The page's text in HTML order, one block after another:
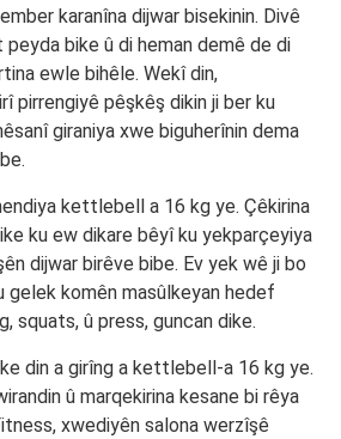
karanîna dijwar bisekinin. Divê
bike û di heman demê de di
ewle bihêle. Wekî din,
pirrengiyê pêşkêş dikin ji ber ku
giraniya xwe biguherînin dema
kettlebell a 16 kg ye. Çêkirina
ku ew dikare bêyî ku yekparçeyiya
dijwar birêve bibe. Ev yek wê ji bo
gelek komên masûlkeyan hedef
squats, û press, guncan dike.
din a girîng a kettlebell-a 16 kg ye.
û marqekirina kesane bi rêya
xwediyên salona werzîşê